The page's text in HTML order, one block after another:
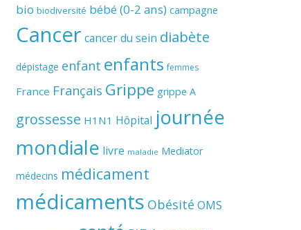
bio biodiversité bébé (0-2 ans) campagne
Cancer cancer du sein diabète
dépistage enfant enfants femmes
France Français Grippe grippe A
grossesse H1N1 Hôpital journée
mondiale livre maladie Mediator
médecins médicament
médicaments Obésité OMS